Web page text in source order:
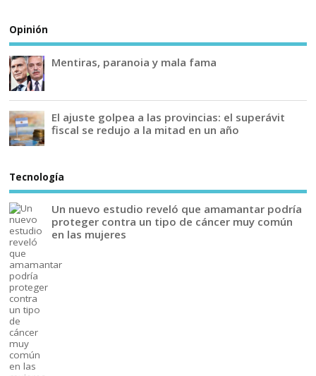
Opinión
Mentiras, paranoia y mala fama
El ajuste golpea a las provincias: el superávit
fiscal se redujo a la mitad en un año
Tecnología
Un nuevo estudio reveló que amamantar podría
proteger contra un tipo de cáncer muy común
en las mujeres